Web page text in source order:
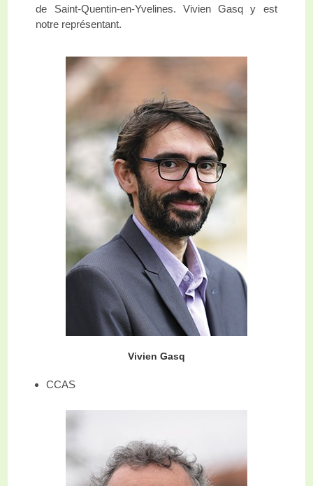
de Saint-Quentin-en-Yvelines. Vivien Gasq y est
notre représentant.
Vivien Gasq
CCAS